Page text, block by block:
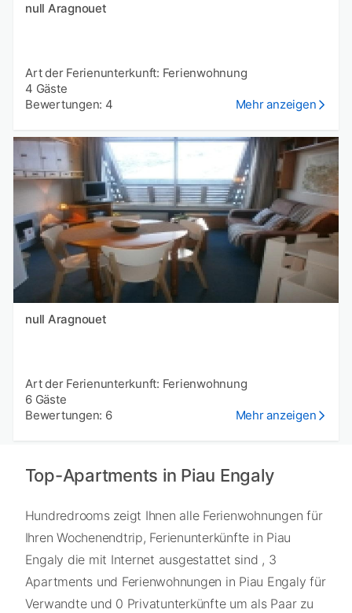
null Aragnouet
Art der Ferienunterkunft: Ferienwohnung
4 Gäste
Bewertungen: 4
Mehr anzeigen
null Aragnouet
Art der Ferienunterkunft: Ferienwohnung
6 Gäste
Bewertungen: 6
Mehr anzeigen
Top-Apartments in Piau Engaly
Hundredrooms zeigt Ihnen alle Ferienwohnungen für
Ihren Wochenendtrip, Ferienunterkünfte in Piau
Engaly die mit Internet ausgestattet sind , 3
Apartments und Ferienwohnungen in Piau Engaly für
Verwandte und 0 Privatunterkünfte um als Paar zu